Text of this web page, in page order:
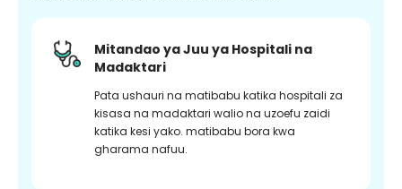
Mitandao ya Juu ya Hospitali na
Madaktari
Pata ushauri na matibabu katika hospitali za
kisasa na madaktari walio na uzoefu zaidi
katika kesi yako. matibabu bora kwa
gharama nafuu.